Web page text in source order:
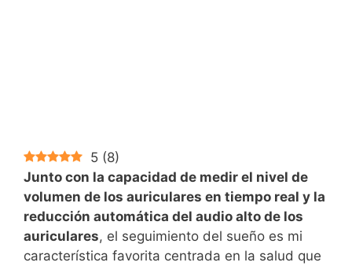
5 (8)
Junto con la capacidad de medir el nivel de
volumen de los auriculares en tiempo real y la
reducción automática del audio alto de los
auriculares, el seguimiento del sueño es mi
característica favorita centrada en la salud que